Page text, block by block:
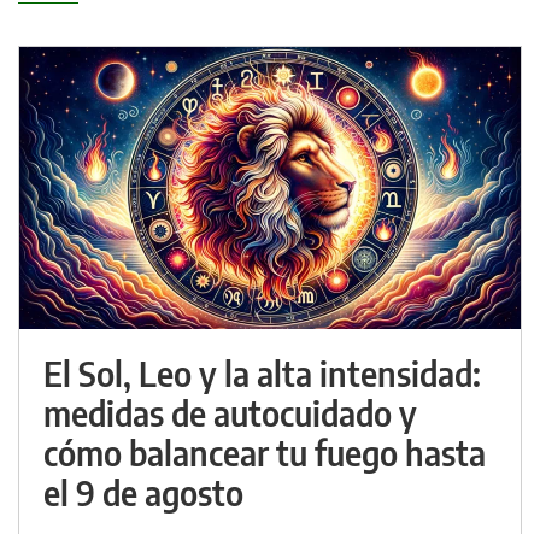
El Sol, Leo y la alta intensidad:
medidas de autocuidado y
cómo balancear tu fuego hasta
el 9 de agosto